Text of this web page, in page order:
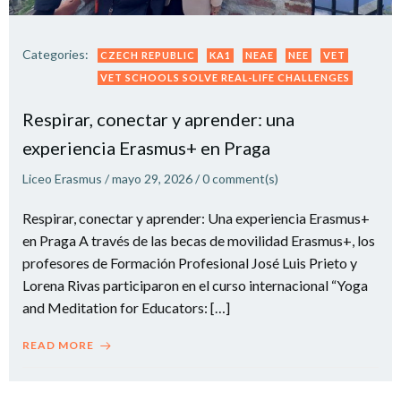
Categories: CZECH REPUBLIC KA1 NEAE NEE
VET
VET SCHOOLS SOLVE REAL-LIFE CHALLENGES
Respirar, conectar y aprender: una
experiencia Erasmus+ en Praga
Liceo Erasmus /mayo 29, 2026/0comment(s)
Respirar, conectar y aprender: Una experiencia Erasmus+
en Praga A través de las becas de movilidad Erasmus+, los
profesores de Formación Profesional José Luis Prieto y
Lorena Rivas participaron en el curso internacional “Yoga
and Meditation for Educators: […]
READ MORE